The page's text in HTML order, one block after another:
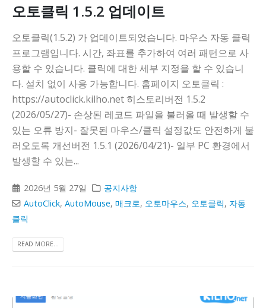
오토클릭 1.5.2 업데이트
오토클릭(1.5.2) 가 업데이트되었습니다. 마우스 자동 클릭
프로그램입니다. 시간, 좌표를 추가하여 여러 패턴으로 사
용할 수 있습니다. 클릭에 대한 세부 지정을 할 수 있습니
다. 설치 없이 사용 가능합니다. 홈페이지 오토클릭 :
https://autoclick.kilho.net 히스토리버전 1.5.2
(2026/05/27)- 손상된 레코드 파일을 불러올 때 발생할 수
있는 오류 방지- 잘못된 마우스/클릭 설정값도 안전하게 불
러오도록 개선버전 1.5.1 (2026/04/21)- 일부 PC 환경에서
발생할 수 있는...
2026년 5월 27일
공지사항
AutoClick,AutoMouse,매크로, 오토마우스, 오토클릭, 자동
클릭
READ MORE...